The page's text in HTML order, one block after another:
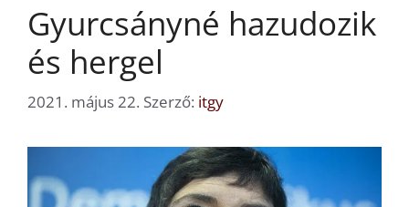
Gyurcsányné hazudozik
és hergel
2021. május 22. Szerző: itgy